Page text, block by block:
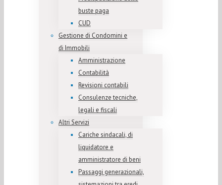
buste paga
CUD
Gestione di Condomini e
di Immobili
Amministrazione
Contabilità
Revisioni contabili
Consulenze tecniche,
legali e fiscali
Altri Servizi
Cariche sindacali, di
liquidatore e
amministratore di beni
Passaggi generazionali,